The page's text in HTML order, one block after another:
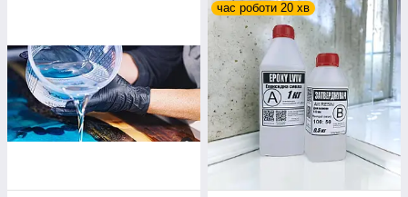
час роботи 20 хв